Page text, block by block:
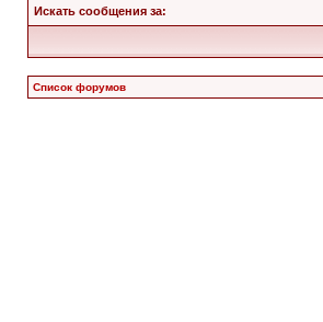
Искать сообщения за:
Список форумов